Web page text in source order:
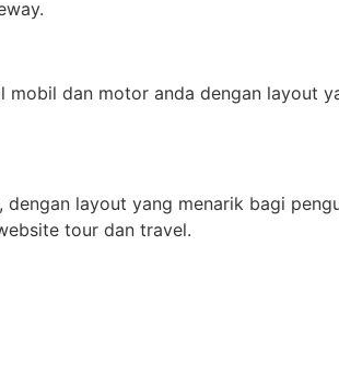
mobil dan motor anda dengan layout
layout yang menarik bagi
tour dan travel.